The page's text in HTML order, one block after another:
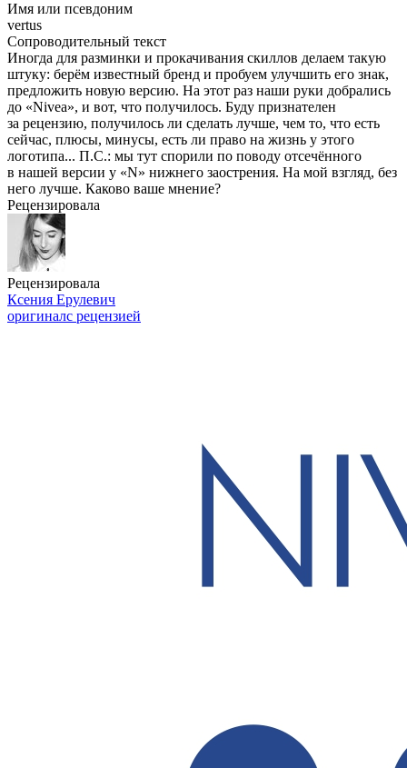
Имя или псевдоним
vertus
Сопроводительный текст
Иногда для разминки и прокачивания скиллов делаем такую
штуку: берём известный бренд и пробуем улучшить его знак,
предложить новую версию. На этот раз наши руки добрались
до «Nivea», и вот, что получилось. Буду признателен
за рецензию, получилось ли сделать лучше, чем то, что есть
сейчас, плюсы, минусы, есть ли право на жизнь у этого
логотипа... П.С.: мы тут спорили по поводу отсечённого
в нашей версии у «N» нижнего заострения. На мой взгляд, без
него лучше. Каково ваше мнение?
Рецензировала
Рецензировала
Ксения Ерулевич
оригиналс рецензией